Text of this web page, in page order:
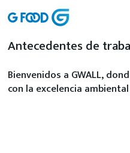
content
Antecedentes de
Bienvenidos a GWALL,
con la excelencia